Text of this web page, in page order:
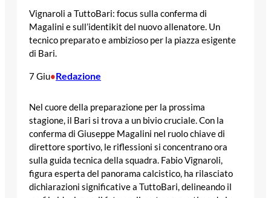
Vignaroli a TuttoBari: focus sulla conferma di
Magalini e sull’identikit del nuovo allenatore. Un
tecnico preparato e ambizioso per la piazza esigente
di Bari.
7 Giu•Redazione
Nel cuore della preparazione per la prossima
stagione, il Bari si trova a un bivio cruciale. Con la
conferma di Giuseppe Magalini nel ruolo chiave di
direttore sportivo, le riflessioni si concentrano ora
sulla guida tecnica della squadra. Fabio Vignaroli,
figura esperta del panorama calcistico, ha rilasciato
dichiarazioni significative a TuttoBari, delineando il